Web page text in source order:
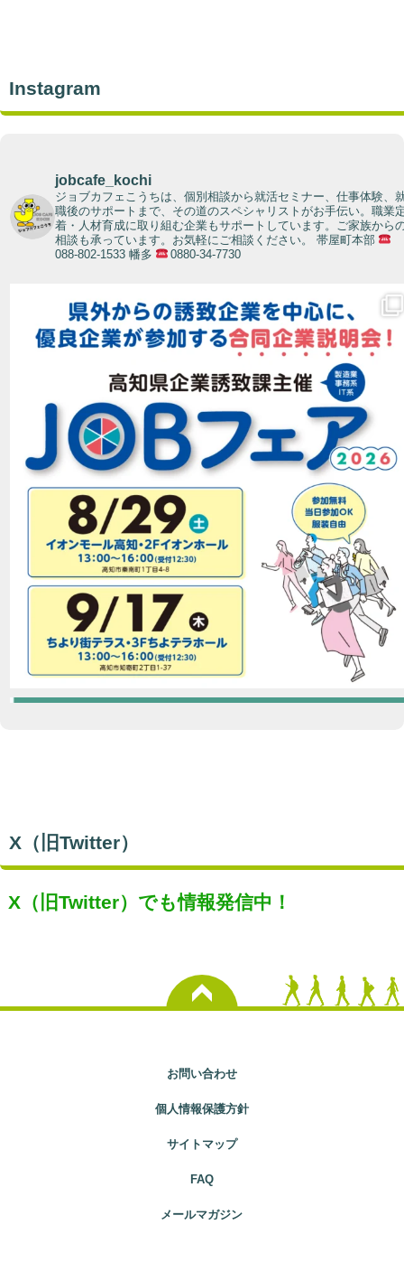
Instagram
jobcafe_kochi
ジョブカフェこうちは、個別相談から就活セミナー、仕事体験、
職後のサポートまで、その道のスペシャリストがお手伝い。職業
着・人材育成に取り組む企業もサポートしています。ご家族から
相談も承っています。お気軽にご相談ください。
帯屋町本部
088-802-1533 幡多
0880-34-7730
X（旧Twitter）
X（旧Twitter）でも情報発信中！
お問い合わせ
個人情報保護方針
サイトマップ
FAQ
メールマガジン